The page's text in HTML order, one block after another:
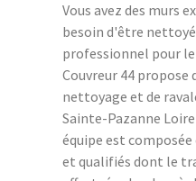
Vous avez des murs
besoin d'être
professionnel pour
Couvreur 44 propose
nettoyage et de
Sainte-Pazanne
équipe est
et qualifiés dont le